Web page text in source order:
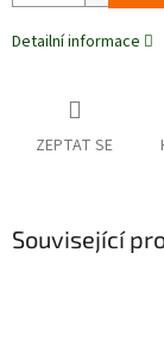
Detailní informace
ZEPTAT SE
Související